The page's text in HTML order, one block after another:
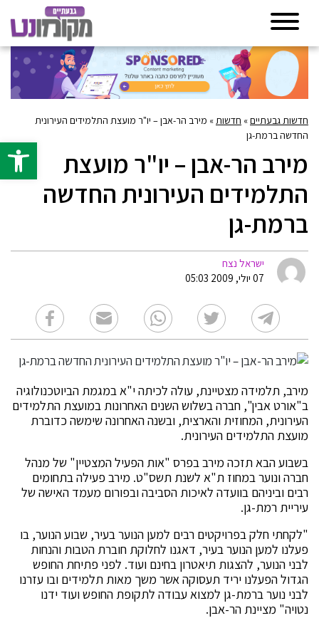
פתח
חדשות גבעתיים» חדשות » מירב הר-אבן – יו"ר מועצת התלמידים העירונית
החדשה ברמת-גן
מירב הר-אבן – יו"ר מועצת
התלמידים העירונית החדשה
ברמת-גן
ישראל נצח
07 יולי, 2009 05:03
מירב, תלמידה מצטיינת, עולה לכיתה י"א במגמת הביוטכנולוגיה
ב"אורט אבין", חברה בשלוש השנים האחרונות במועצת התלמידים
העירונית, המחוזית והארצית, ובשנה האחרונה שימשה כדוברת
מועצת התלמידים העירונית.
בשבוע הבא תזכה מירב בפרס "אות הפעיל המצטיין" של מנהל
חברה ונוער במחוז ת"א לשנת תשס"ט. מירב פעילה בתחומים
רבים וביניהם בוועדה לאיכות הסביבה ובפורום מעמד האישה של
עיריית רמת-גן.
"לקחתי חלק בפרויקטים רבים למען הנוער בעיר, שבוע הנוער, בו
פעלנו למען הנוער בעיר, דאגנו לחלוקת חוברת הטבות והנחות
לבני הנוער, להצגות תיאטרון בחינם ועוד. לפני פתיחת החופש
הגדול הפעלנו יריד תעסוקה אשר משך מאות תלמידים ובו עזרנו
לבני נוער ברמת-גן למצוא עבודה לתקופת החופש ועוד ידנו
נטויה" מציינת הר-אבן.